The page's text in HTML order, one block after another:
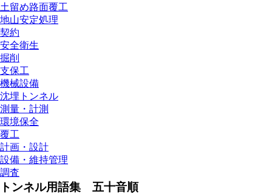
土留め路面覆工
地山安定処理
契約
安全衛生
掘削
支保工
機械設備
沈埋トンネル
測量・計測
環境保全
覆工
計画・設計
設備・維持管理
調査
トンネル用語集 五十音順